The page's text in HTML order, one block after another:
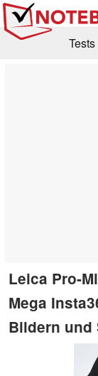
Tests
Leica Pro-
Mega
Bildern und